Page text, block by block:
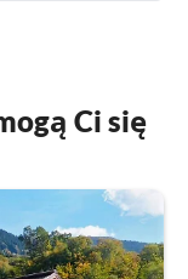
Ci się